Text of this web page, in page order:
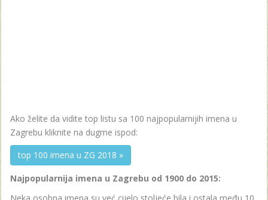
Ako želite da vidite top listu sa 100 najpopularnijih imena u
Zagrebu kliknite na dugme ispod:
top 100 imena u ZG 2018 »
Najpopularnija imena u Zagrebu od 1900 do 2015:
Neka osobna imena su već cijelo stoljeće bila i ostala među 10